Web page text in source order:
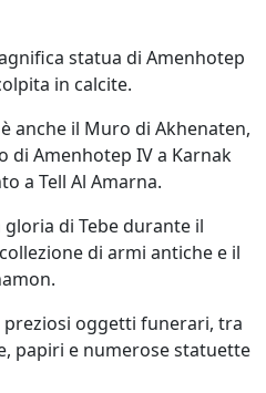
statua di Amenhotep
in calcite.
anche il Muro di Akhenaten,
Amenhotep IV a Karnak
a Tell Al Amarna.
gloria di Tebe durante il
di armi antiche e il
oggetti funerari, tra
papiri e numerose statuette